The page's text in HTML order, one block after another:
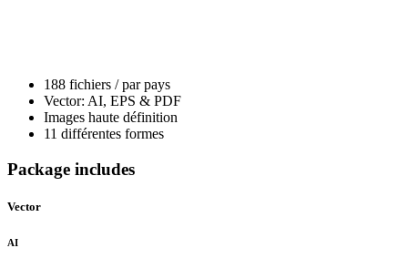
188 fichiers / par pays
Vector: AI, EPS & PDF
Images haute définition
11 différentes formes
Package includes
Vector
AI